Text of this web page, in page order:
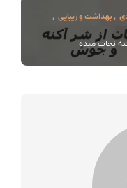
, بهداشت و زیبایی ,
نجات میده